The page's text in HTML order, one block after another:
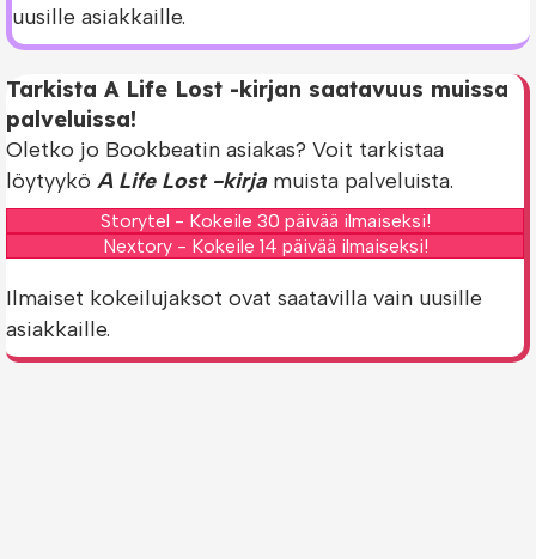
uusille asiakkaille.
Tarkista A Life Lost -kirjan saatavuus muissa
palveluissa!
Oletko jo Bookbeatin asiakas? Voit tarkistaa
löytyykö A Life Lost -kirja muista palveluista.
Storytel - Kokeile 30 päivää ilmaiseksi!
Nextory - Kokeile 14 päivää ilmaiseksi!
Ilmaiset kokeilujaksot ovat saatavilla vain uusille
asiakkaille.